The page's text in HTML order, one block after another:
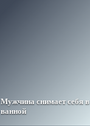
Мужчина снимает себя в
ванной